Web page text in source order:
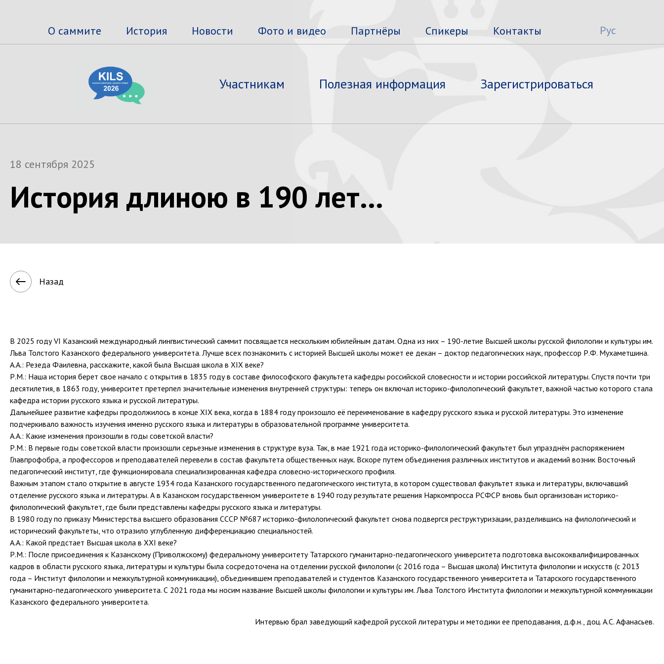
О саммите История Новости Фото и видео Партнёры Спикеры Контакты Рус
Участникам Полезная информация Зарегистрироваться
18 сентября 2025
История длиною в 190 лет…
Назад
В 2025 году VI Казанский международный лингвистический саммит посвящается нескольким юбилейным датам. Одна из них – 190-летие Высшей школы русской филологии и культуры им.
Льва Толстого Казанского федерального университета. Лучше всех познакомить с историей Высшей школы может ее декан – доктор педагогических наук, профессор Р.Ф. Мухаметшина.
А.А.: Резеда Фаилевна, расскажите, какой была Высшая школа в XIX веке?
Р.М.: Наша история берет свое начало с открытия в 1835 году в составе философского факультета кафедры российской словесности и истории российской литературы. Спустя почти три
десятилетия, в 1863 году, университет претерпел значительные изменения внутренней структуры: теперь он включал историко-филологический факультет, важной частью которого стала
кафедра истории русского языка и русской литературы.
Дальнейшее развитие кафедры продолжилось в конце XIX века, когда в 1884 году произошло её переименование в кафедру русского языка и русской литературы. Это изменение
подчеркивало важность изучения именно русского языка и литературы в образовательной программе университета.
А.А.: Какие изменения произошли в годы советской власти?
Р.М.: В первые годы советской власти произошли серьезные изменения в структуре вуза. Так, в мае 1921 года историко-филологический факультет был упразднён распоряжением
Главпрофобра, а профессоров и преподавателей перевели в состав факультета общественных наук. Вскоре путем объединения различных институтов и академий возник Восточный
педагогический институт, где функционировала специализированная кафедра словесно-исторического профиля.
Важным этапом стало открытие в августе 1934 года Казанского государственного педагогического института, в котором существовал факультет языка и литературы, включавший
отделение русского языка и литературы. А в Казанском государственном университете в 1940 году результате решения Наркомпросса РСФСР вновь был организован историко-
филологический факультет, где были представлены кафедры русского языка и литературы.
В 1980 году по приказу Министерства высшего образования СССР №687 историко-филологический факультет снова подвергся реструктуризации, разделившись на филологический и
исторический факультеты, что отразило углубленную дифференциацию специальностей.
А.А.: Какой предстает Высшая школа в ХХI веке?
Р.М.: После присоединения к Казанскому (Приволжскому) федеральному университету Татарского гуманитарно-педагогического университета подготовка высококвалифицированных
кадров в области русского языка, литературы и культуры была сосредоточена на отделении русской филологии (с 2016 года – Высшая школа) Института филологии и искусств (с 2013
года – Институт филологии и межкультурной коммуникации), объединившем преподавателей и студентов Казанского государственного университета и Татарского государственного
гуманитарно-педагогического университета. С 2021 года мы носим название Высшей школы филологии и культуры им. Льва Толстого Института филологии и межкультурной коммуникации
Казанского федерального университета.
Интервью брал заведующий кафедрой русской литературы и методики ее преподавания, д.ф.н., доц. А.С. Афанасьев.